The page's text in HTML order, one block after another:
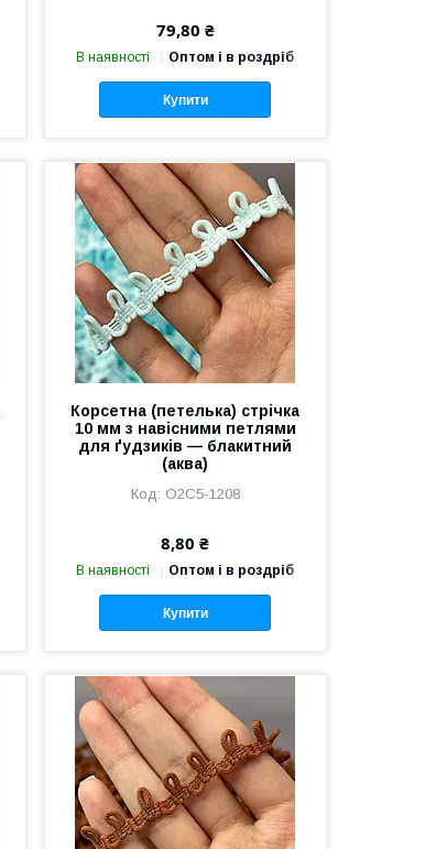
79,80 ₴
В наявності Оптом і в роздріб
Купити
Корсетна (петелька) стрічка
10 мм з навісними петлями
для ґудзиків — блакитний
(аква)
О2С5-1208
8,80 ₴
В наявності Оптом і в роздріб
Купити